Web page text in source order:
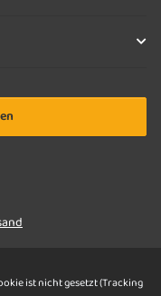
ist nicht gesetzt (Tracking